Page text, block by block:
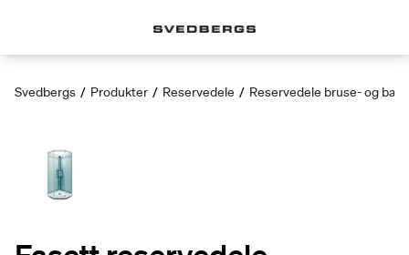
Svedbergs / Produkter / Reservedele / Reservedele bruse- og